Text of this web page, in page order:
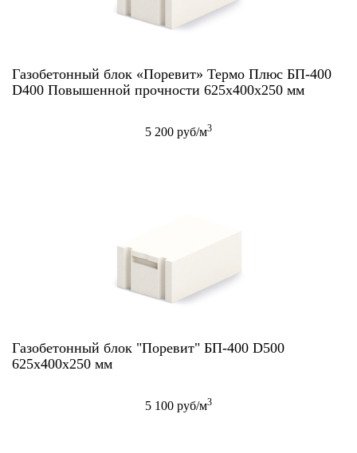
Газобетонный блок «Поревит» Термо Плюс БП-400
D400 Повышенной прочности 625x400x250 мм
5 200 руб/м3
Газобетонный блок "Поревит" БП-400 D500
625x400x250 мм
5 100 руб/м3